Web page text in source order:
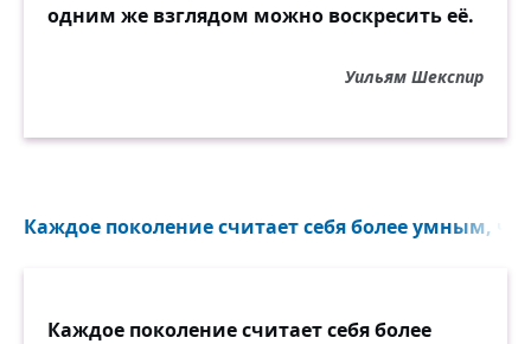
одним же взглядом можно воскресить её.
Уильям Шекспир
Каждое поколение считает себя более умным,
Каждое поколение считает себя более